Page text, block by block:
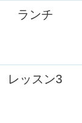
ランチ
レッスン3